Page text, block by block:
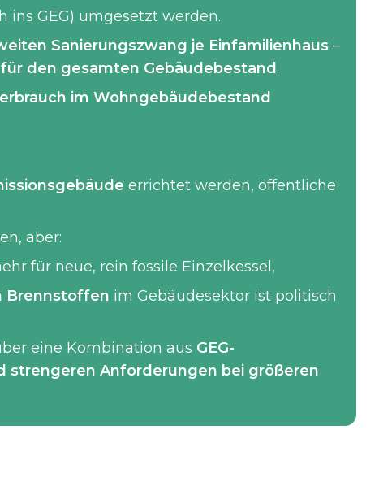
ins GEG) umgesetzt werden.
Sanierungszwang je Einfamilienhaus –
den gesamten Gebäudebestand .
im Wohngebäudebestand
errichtet werden, öffentliche
aber:
für neue, rein fossile Einzelkessel,
Brennstoffen im Gebäudesektor ist politisch
eine Kombination aus GEG-
strengeren Anforderungen bei größeren